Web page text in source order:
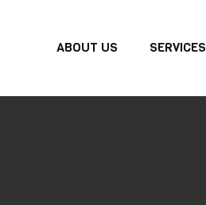
ABOUT US SERVICES